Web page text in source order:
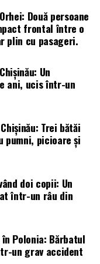
Două persoane
frontal între o
plin cu pasageri.
Un
ani, ucis într-un
Trei bătăi
pumni, picioare și
doi copii: Un
într-un râu din
Polonia: Bărbatul
un grav accident